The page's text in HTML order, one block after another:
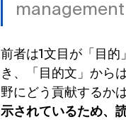
前者は1文目が「目
き、「目的文」から
野にどう貢献するか
示されているため、